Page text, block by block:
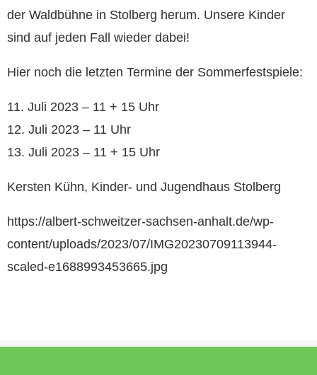
der Waldbühne in Stolberg herum. Unsere Kinder
sind auf jeden Fall wieder dabei!
Hier noch die letzten Termine der Sommerfestspiele:
11. Juli 2023 – 11 + 15 Uhr
12. Juli 2023 – 11 Uhr
13. Juli 2023 – 11 + 15 Uhr
Kersten Kühn, Kinder- und Jugendhaus Stolberg
https://albert-schweitzer-sachsen-anhalt.de/wp-
content/uploads/2023/07/IMG20230709113944-
scaled-e1688993453665.jpg